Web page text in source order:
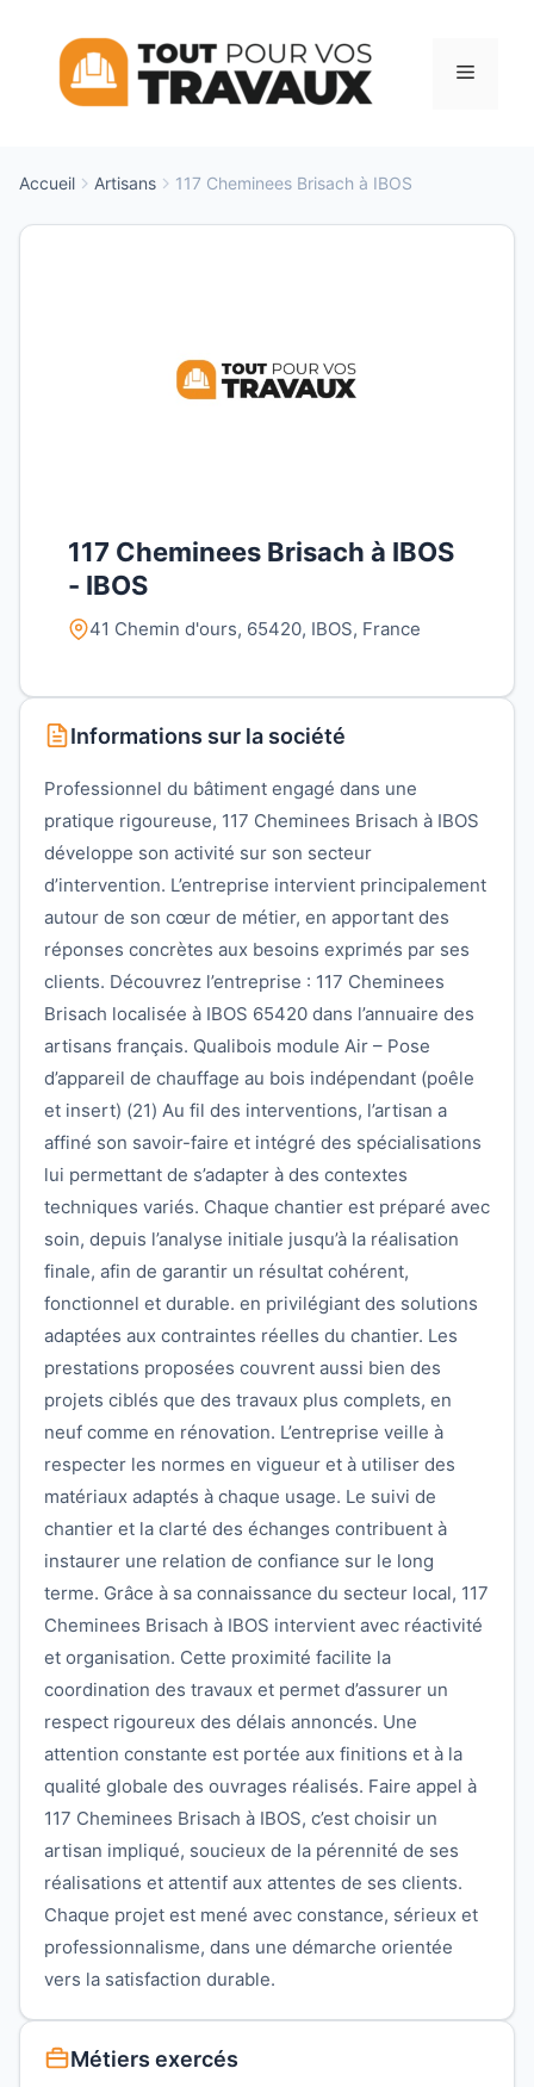
contenu
Menu
Accueil Artisans 117 Cheminees Brisach à IBOS
117 Cheminees Brisach à IBOS
- IBOS
41 Chemin d'ours, 65420, IBOS, France
Informations sur la société
Professionnel du bâtiment engagé dans une
pratique rigoureuse, 117 Cheminees Brisach à IBOS
développe son activité sur son secteur
d’intervention. L’entreprise intervient principalement
autour de son cœur de métier, en apportant des
réponses concrètes aux besoins exprimés par ses
clients. Découvrez l’entreprise : 117 Cheminees
Brisach localisée à IBOS 65420 dans l’annuaire des
artisans français. Qualibois module Air – Pose
d’appareil de chauffage au bois indépendant (poêle
et insert) (21) Au fil des interventions, l’artisan a
affiné son savoir-faire et intégré des spécialisations
lui permettant de s’adapter à des contextes
techniques variés. Chaque chantier est préparé avec
soin, depuis l’analyse initiale jusqu’à la réalisation
finale, afin de garantir un résultat cohérent,
fonctionnel et durable. en privilégiant des solutions
adaptées aux contraintes réelles du chantier. Les
prestations proposées couvrent aussi bien des
projets ciblés que des travaux plus complets, en
neuf comme en rénovation. L’entreprise veille à
respecter les normes en vigueur et à utiliser des
matériaux adaptés à chaque usage. Le suivi de
chantier et la clarté des échanges contribuent à
instaurer une relation de confiance sur le long
terme. Grâce à sa connaissance du secteur local, 117
Cheminees Brisach à IBOS intervient avec réactivité
et organisation. Cette proximité facilite la
coordination des travaux et permet d’assurer un
respect rigoureux des délais annoncés. Une
attention constante est portée aux finitions et à la
qualité globale des ouvrages réalisés. Faire appel à
117 Cheminees Brisach à IBOS, c’est choisir un
artisan impliqué, soucieux de la pérennité de ses
réalisations et attentif aux attentes de ses clients.
Chaque projet est mené avec constance, sérieux et
professionnalisme, dans une démarche orientée
vers la satisfaction durable.
Métiers exercés